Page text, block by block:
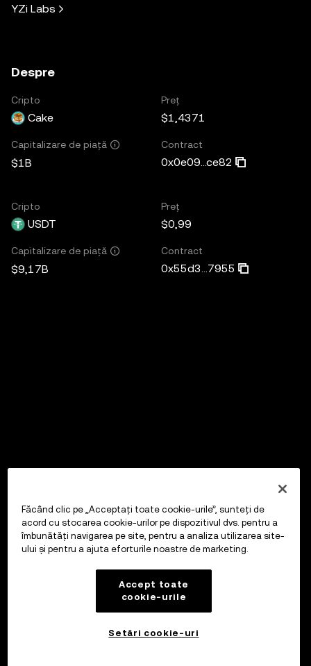
YZi Labs
Despre
Cripto
Cake
Preț
$1,4371
Capitalizare de piață
$1B
Contract
0x0e09...ce82
Cripto
USDT
Preț
$0,99
Capitalizare de piață
$9,17B
Contract
0x55d3...7955
Făcând clic pe „Acceptați toate cookie-urile”, sunteți de
acord cu stocarea cookie-urilor pe dispozitivul dvs. pentru a
îmbunătăți navigarea pe site, pentru a analiza utilizarea site-
ului și pentru a ajuta eforturile noastre de marketing.
Accept toate
cookie-urile
Setări cookie-uri